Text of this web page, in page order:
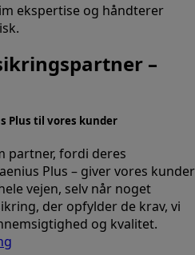
ekspertise og håndterer
–
Plus til vores kunder
partner, fordi deres
Plus – giver vores kunder
vejen, selv når noget
der opfylder de krav, vi
og kvalitet.